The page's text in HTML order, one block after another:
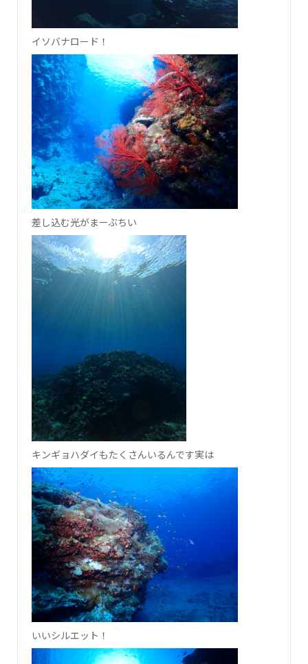
イソバナロード！
差し込む光がまーぶちい
キンギョハダイもたくさんいるんです実は
いいシルエット！